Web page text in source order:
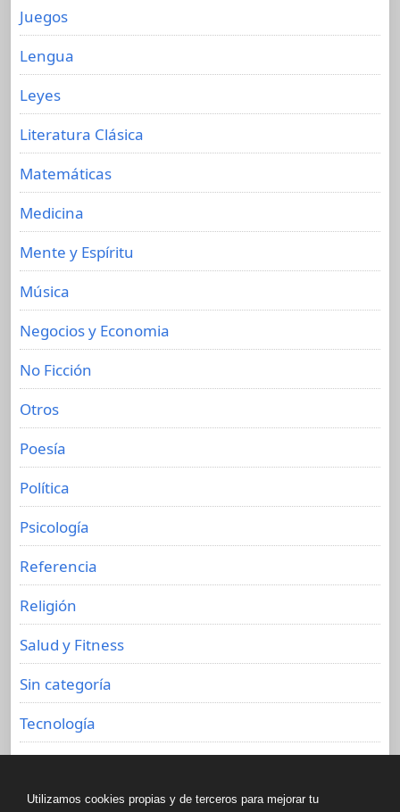
Juegos
Lengua
Leyes
Literatura Clásica
Matemáticas
Medicina
Mente y Espíritu
Música
Negocios y Economia
No Ficción
Otros
Poesía
Política
Psicología
Referencia
Religión
Salud y Fitness
Sin categoría
Tecnología
Utilizamos cookies propias y de terceros para mejorar tu